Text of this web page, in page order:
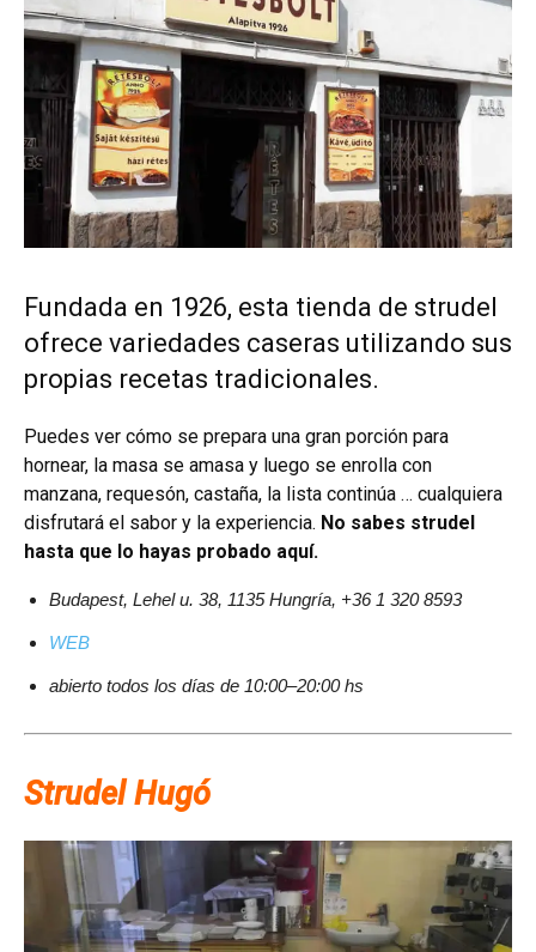
Fundada en 1926, esta tienda de strudel
ofrece variedades caseras utilizando sus
propias recetas tradicionales.
Puedes ver cómo se prepara una gran porción para
hornear, la masa se amasa y luego se enrolla con
manzana, requesón, castaña, la lista continúa … cualquiera
disfrutará el sabor y la experiencia. No sabes strudel
hasta que lo hayas probado aquí.
Budapest, Lehel u. 38, 1135 Hungría, +36 1 320 8593
WEB
abierto todos los días de 10:00–20:00 hs
Strudel Hugó